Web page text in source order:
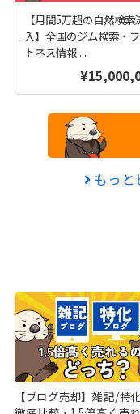
【月間5万超の自然検索
入】全国のジム検索・
トネス情報 ...
もっと
【ブログ売却】雑記/特